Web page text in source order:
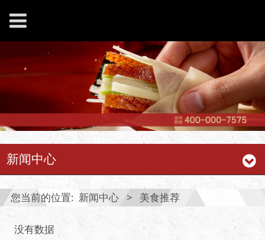
新闻中心
您当前的位置: 新闻中心 > 美食推荐
没有数据